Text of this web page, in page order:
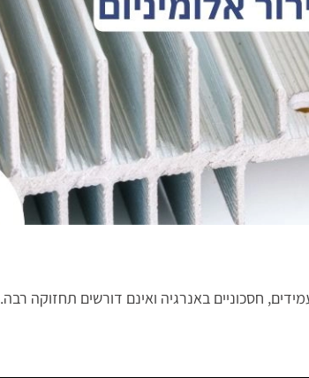
חסכוניים באנרגיה ואינם דורשים תחזוקה רבה.